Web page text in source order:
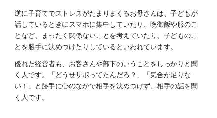
逆に子育てでストレスがたまりまくるお母さんは、子どもが
話しているときにスマホに集中していたり、晩御飯や服のこ
となど、まったく関係ないことを考えていたり、子どものこ
とを勝手に決めつけたりしているといわれています。
優れた経営者も、お客さんや部下のいうことをしっかりと聞
く人です。「どうせサボってたんだろ？」「気合が足りな
い！」と勝手に心のなかで相手を決めつけず、相手の話を聞
く人です。